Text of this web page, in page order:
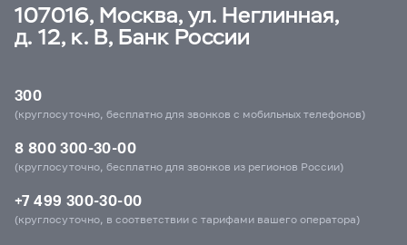
107016, Москва, ул. Неглинная,
д. 12, к. В, Банк России
300
(круглосуточно, бесплатно для звонков с мобильных телефонов)
8 800 300-30-00
(круглосуточно, бесплатно для звонков из регионов России)
+7 499 300-30-00
(круглосуточно, в соответствии с тарифами вашего оператора)